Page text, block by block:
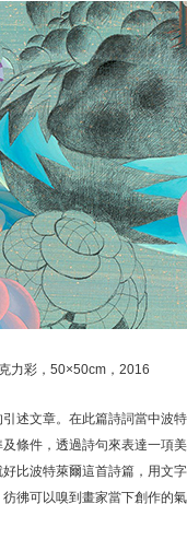
力彩，50×50cm，2016
述文章。在此篇詩詞當中波
條件，透過詩句來表達一項
比波特萊爾這首詩篇，用文
彿可以嗅到畫家當下創作的